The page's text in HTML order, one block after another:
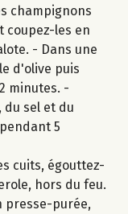
champignons
coupez-les en
- Dans une
d'olive puis
minutes. -
du sel et du
5
cuits, égouttez-
hors du feu.
presse-purée,